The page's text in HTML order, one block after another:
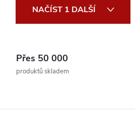
NAČÍST 1 DALŠÍ
Přes 50 000
produktů skladem